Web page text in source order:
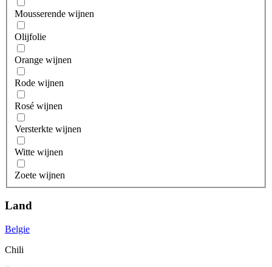
Mousserende wijnen
Olijfolie
Orange wijnen
Rode wijnen
Rosé wijnen
Versterkte wijnen
Witte wijnen
Zoete wijnen
Land
Belgie
Chili